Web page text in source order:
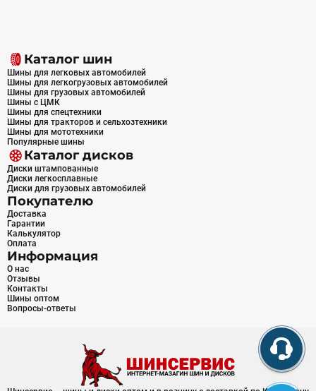
Каталог шин
Шины для легковых автомобилей
Шины для легкогрузовых автомобилей
Шины для грузовых автомобилей
Шины с ЦМК
Шины для спецтехники
Шины для тракторов и сельхозтехники
Шины для мототехники
Популярные шины
Каталог дисков
Диски штампованные
Диски легкосплавные
Диски для грузовых автомобилей
Покупателю
Доставка
Гарантии
Калькулятор
Оплата
Информация
О нас
Отзывы
Контакты
Шины оптом
Вопросы-ответы